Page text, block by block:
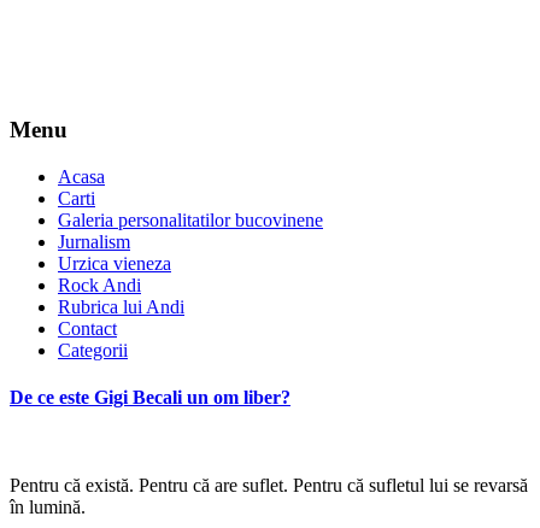
Menu
Acasa
Carti
Galeria personalitatilor bucovinene
Jurnalism
Urzica vieneza
Rock Andi
Rubrica lui Andi
Contact
Categorii
De ce este Gigi Becali un om liber?
Pentru că există. Pentru că are suflet. Pentru că sufletul lui se revarsă
în lumină.